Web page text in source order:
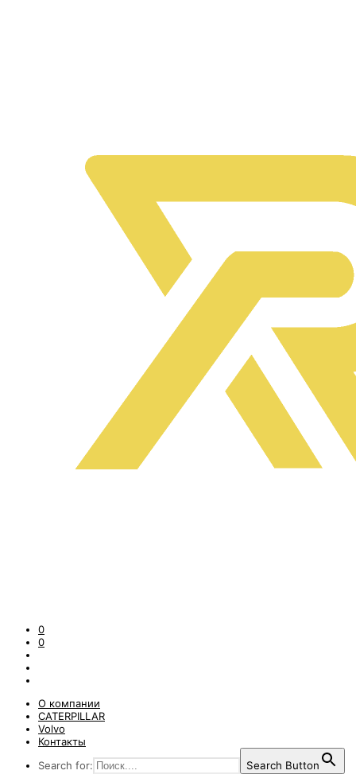
0
0
О компании
CATERPILLAR
Volvo
Контакты
Search for:
Search Button